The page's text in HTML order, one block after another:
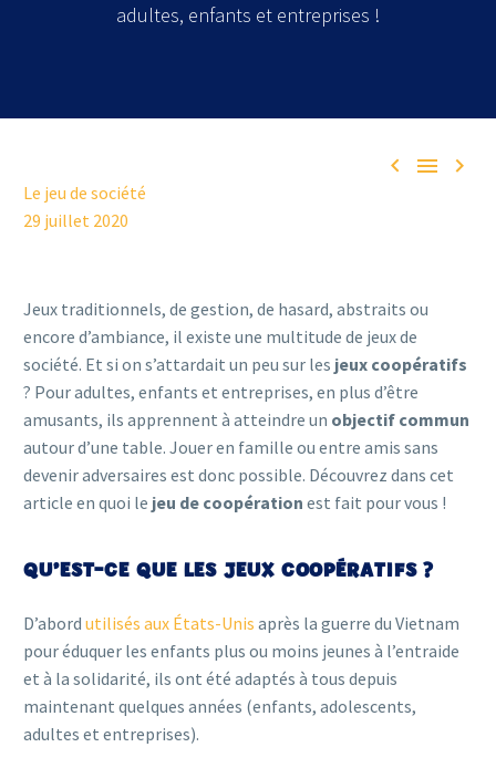
adultes, enfants et entreprises !
  
Le jeu de société
29 juillet 2020
Jeux traditionnels, de gestion, de hasard, abstraits ou
encore d’ambiance, il existe une multitude de jeux de
société. Et si on s’attardait un peu sur les jeux coopératifs
? Pour adultes, enfants et entreprises, en plus d’être
amusants, ils apprennent à atteindre un objectif commun
autour d’une table. Jouer en famille ou entre amis sans
devenir adversaires est donc possible. Découvrez dans cet
article en quoi le jeu de coopération est fait pour vous !
QU’EST-CE QUE LES JEUX COOPÉRATIFS ?
D’abord utilisés aux États-Unis après la guerre du Vietnam
pour éduquer les enfants plus ou moins jeunes à l’entraide
et à la solidarité, ils ont été adaptés à tous depuis
maintenant quelques années (enfants, adolescents,
adultes et entreprises).